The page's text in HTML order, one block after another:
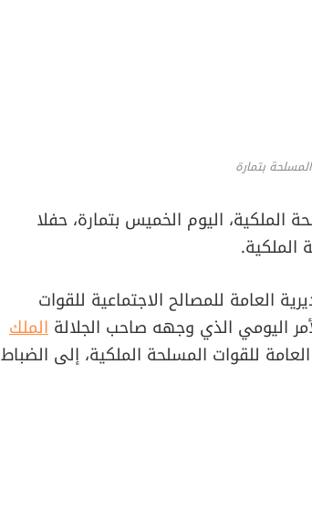
بتمارة
الملكية، اليوم الخميس بتمارة، حفلا
الملكية.
العامة للمصالح الاجتماعية للقوات
اليومي الذي وجهه صاحب الجلالة الملك
للقوات المسلحة الملكية، إلى الضباط